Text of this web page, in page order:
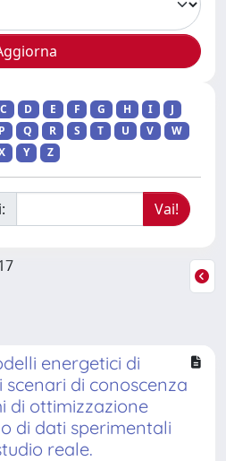
C D E F G H I
J
P Q R S T U V
W
Y Z
energetici di
di conoscenza
di ottimizzazione
di dati sperimentali
reale.